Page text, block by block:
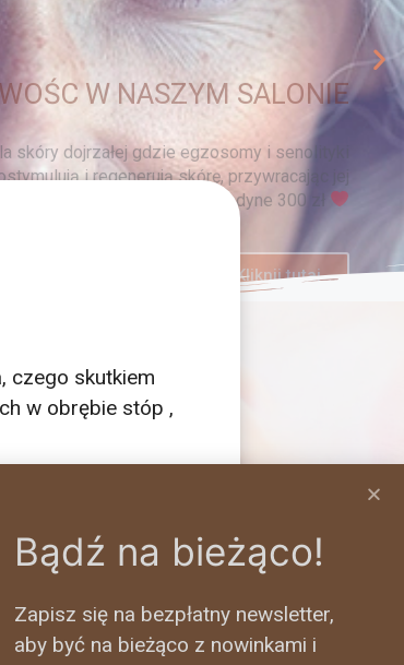
skóry dojrzałej gdzie egzosomy i senolityki
i regenerują skórę, przywracając jej
wygląd. Premierowa cena jedyne 300 zł
Kliknij tutaj
czego skutkiem
w obrębie stóp ,
stan
Bądź na bieżąco!
Zapisz się na bezpłatny newsletter,
aby być na bieżąco z nowinkami i